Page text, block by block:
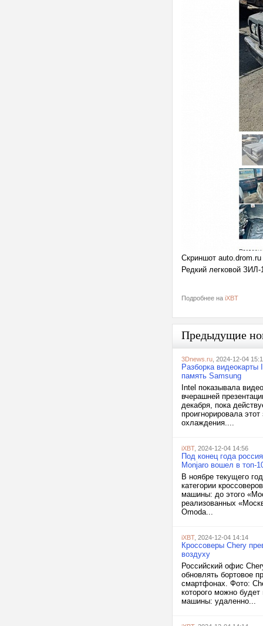
Скриншот auto.drom.ru
Редкий легковой
Подробнее на iXBT
Предыдущие
3Dnews.ru , 2024-12-04
Разборка
память Samsung
Intel показывала
вчерашней
декабря, пока
проигнорировала
охлаждения....
iXBT, 2024-12-04 14:56
Под конец года
Monjaro вошел в топ-
В ноябре текущего
категории
машины: до этого
реализованных
Omoda...
iXBT, 2024-12-04 14:14
Кроссоверы Chery
воздуху
Российский офис
обновлять бортовое
смартфонах. Фото:
которого можно
машины: удаленно...